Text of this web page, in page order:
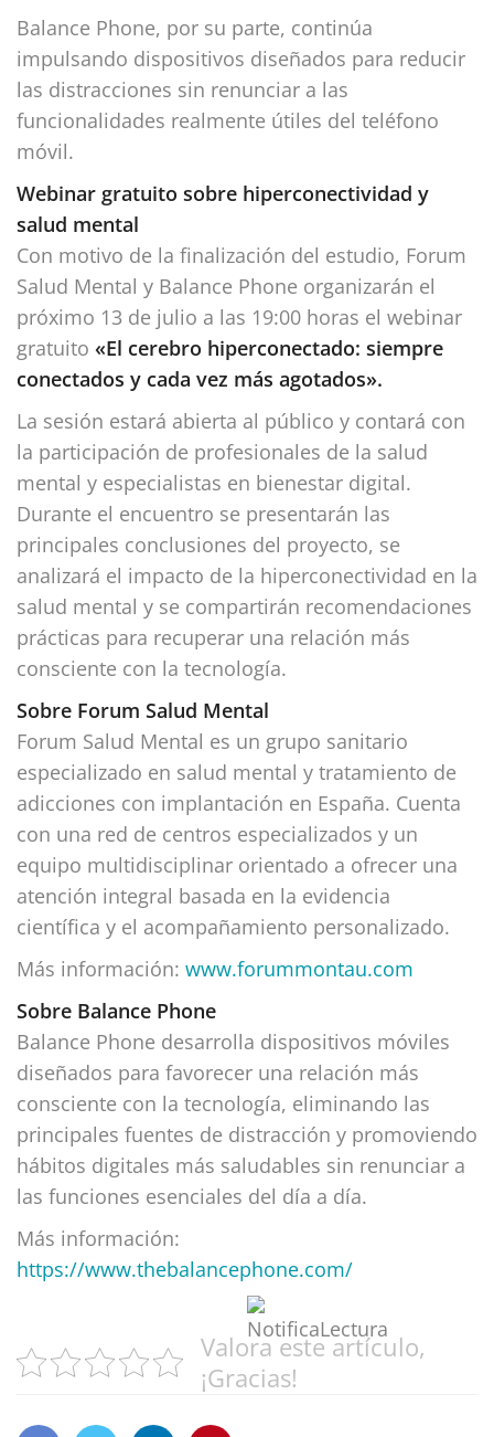
Balance Phone, por su parte, continúa
impulsando dispositivos diseñados para reducir
las distracciones sin renunciar a las
funcionalidades realmente útiles del teléfono
móvil.
Webinar gratuito sobre hiperconectividad y
salud mental
Con motivo de la finalización del estudio, Forum
Salud Mental y Balance Phone organizarán el
próximo 13 de julio a las 19:00 horas el webinar
gratuito «El cerebro hiperconectado: siempre
conectados y cada vez más agotados».
La sesión estará abierta al público y contará con
la participación de profesionales de la salud
mental y especialistas en bienestar digital.
Durante el encuentro se presentarán las
principales conclusiones del proyecto, se
analizará el impacto de la hiperconectividad en la
salud mental y se compartirán recomendaciones
prácticas para recuperar una relación más
consciente con la tecnología.
Sobre Forum Salud Mental
Forum Salud Mental es un grupo sanitario
especializado en salud mental y tratamiento de
adicciones con implantación en España. Cuenta
con una red de centros especializados y un
equipo multidisciplinar orientado a ofrecer una
atención integral basada en la evidencia
científica y el acompañamiento personalizado.
Más información: www.forummontau.com
Sobre Balance Phone
Balance Phone desarrolla dispositivos móviles
diseñados para favorecer una relación más
consciente con la tecnología, eliminando las
principales fuentes de distracción y promoviendo
hábitos digitales más saludables sin renunciar a
las funciones esenciales del día a día.
Más información:
https://www.thebalancephone.com/
Valora este artículo,
¡Gracias!